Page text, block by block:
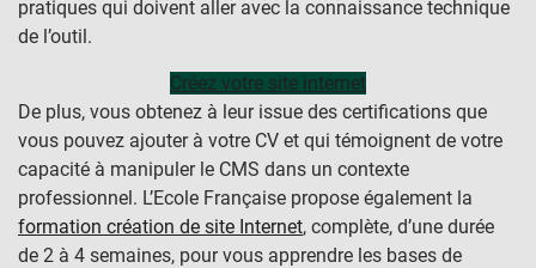
pratiques qui doivent aller avec la connaissance technique
de l’outil.
Créez votre site internet
De plus, vous obtenez à leur issue des certifications que
vous pouvez ajouter à votre CV et qui témoignent de votre
capacité à manipuler le CMS dans un contexte
professionnel. L’Ecole Française propose également la
formation création de site Internet, complète, d’une durée
de 2 à 4 semaines, pour vous apprendre les bases de